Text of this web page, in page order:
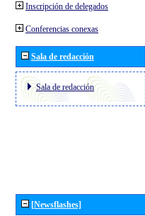
Inscripción de delegados
Conferencias conexas
Sala de redacción
Sala de redacción
[Newsflashes]